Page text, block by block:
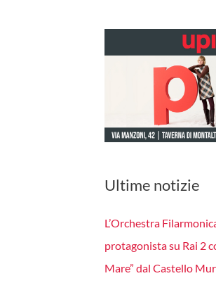
Ultime notizie
L’Orchestra
protagonista su Rai 2
Mare” dal Castello